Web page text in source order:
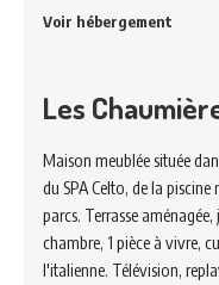
Voir hébergement
Les
Maison meublée située
du SPA Celto, de la
parcs. Terrasse
chambre, 1 pièce à vivre,
l'italienne. Télévision,